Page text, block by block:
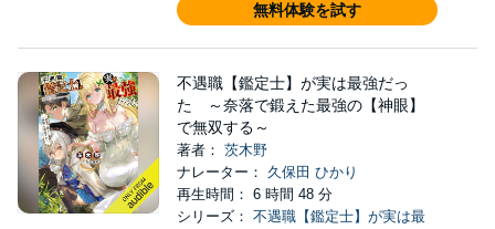
無料体験を試す
不遇職【鑑定士】が実は最強だっ
た ～奈落で鍛えた最強の【神眼】
で無双する～
著者： 茨木野
ナレーター： 久保田 ひかり
再生時間： 6 時間 48 分
シリーズ： 不遇職【鑑定士】が実は最